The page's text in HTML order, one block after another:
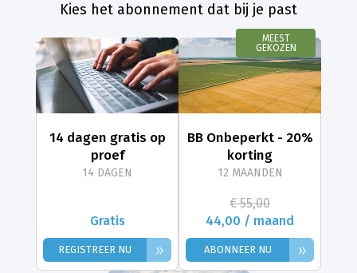
Kies het abonnement dat bij je past
14 dagen gratis op
proef
14 DAGEN
Gratis
REGISTREER NU »
MEEST
GEKOZEN
BB Onbeperkt - 20%
korting
12 MAANDEN
€ 55,00
44,00 / maand
ABONNEER NU »